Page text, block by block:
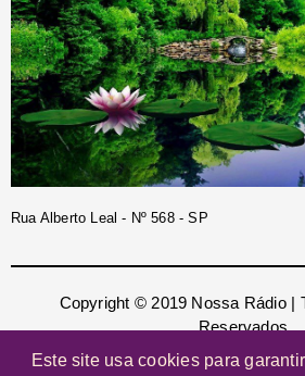
Rua Alberto Leal - Nº 568 - SP
Este site usa cookies para
Copyright © 2019 Nossa Rádio |
Reservados